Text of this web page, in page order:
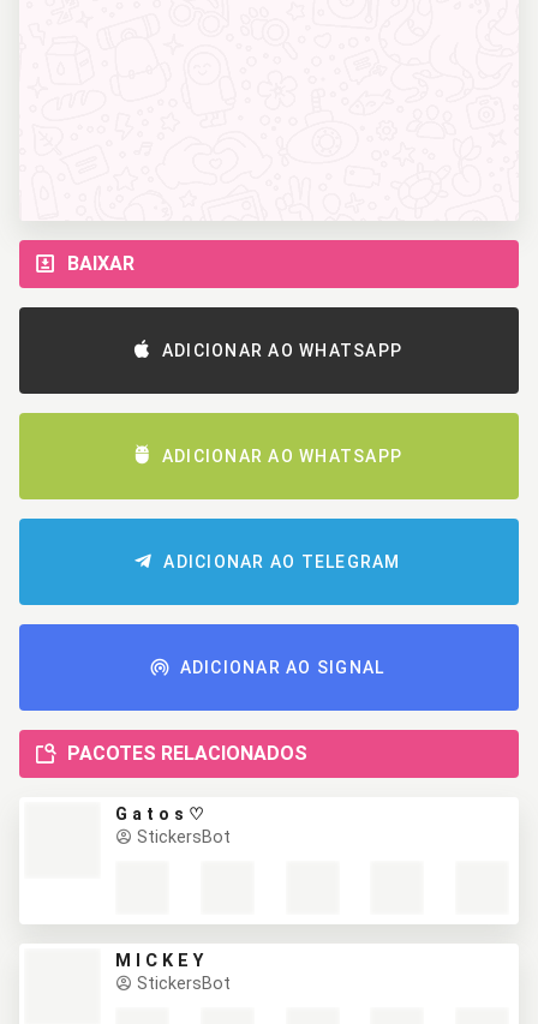
BAIXAR
ADICIONAR AO WHATSAPP
ADICIONAR AO WHATSAPP
ADICIONAR AO TELEGRAM
ADICIONAR AO SIGNAL
PACOTES RELACIONADOS
G a t o s ♡
StickersBot
M I C K E Y
StickersBot